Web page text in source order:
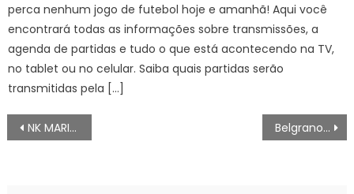
perca nenhum jogo de futebol hoje e amanhã! Aqui você
encontrará todas as informações sobre transmissões, a
agenda de partidas e tudo o que está acontecendo na TV,
no tablet ou no celular. Saiba quais partidas serão
transmitidas pela […]
Navegação
de
NK MARIBOR x FENERBAHÇE: ASSISTIR AO VIVO Liga CONFERENCIA UEFA 2022/23, CONFERENCE LEAGUE HOJE (17/08), PALPITES Belgrano x Estudiantes: ONDE ASSISTIR AO VIVO COPA DA LIGA ARGENTINA, HOJE (17/08), PALPITES